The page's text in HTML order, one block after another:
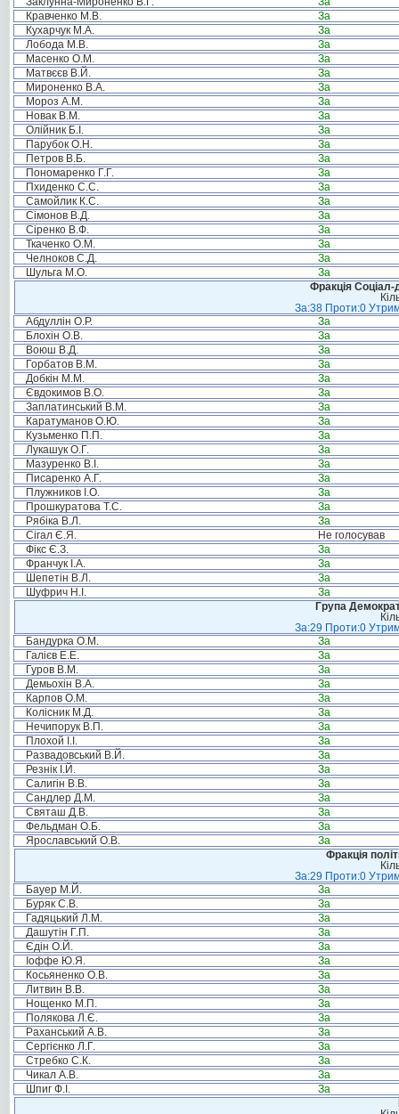
Кравченко М.В.
За
Кухарчук М.А.
За
Лобода М.В.
За
Масенко О.М.
За
Матвєєв В.Й.
За
Мироненко В.А.
За
Мороз А.М.
За
Новак В.М.
За
Олійник Б.І.
За
Парубок О.Н.
За
Петров В.Б.
За
Пономаренко Г.Г.
За
Пхиденко С.С.
За
Самойлик К.С.
За
Сімонов В.Д.
За
Сіренко В.Ф.
За
Ткаченко О.М.
За
Челноков С.Д.
За
Шульга М.О.
За
Фракція Соціал-
За:38 Проти:0
Абдуллін О.Р.
За
Блохін О.В.
За
Воюш В.Д.
За
Горбатов В.М.
За
Добкін М.М.
За
Євдокимов В.О.
За
Заплатинський В.М.
За
Каратуманов О.Ю.
За
Кузьменко П.П.
За
Лукашук О.Г.
За
Мазуренко В.І.
За
Писаренко А.Г.
За
Плужников І.О.
За
Прошкуратова Т.С.
За
Рябіка В.Л.
За
Сігал Є.Я.
Не голосував
Фікс Є.З.
За
Франчук І.А.
За
Шепетін В.Л.
За
Шуфрич Н.І.
За
Група
За:29 Проти:0
Бандурка О.М.
За
Галієв Е.Е.
За
Гуров В.М.
За
Демьохін В.А.
За
Карпов О.М.
За
Колісник М.Д.
За
Нечипорук В.П.
За
Плохой І.І.
За
Развадовський В.Й.
За
Резнік І.Й.
За
Салигін В.В.
За
Сандлер Д.М.
За
Святаш Д.В.
За
Фельдман О.Б.
За
Ярославський О.В.
За
Фракція
За:29 Проти:0
Бауер М.Й.
За
Буряк С.В.
За
Гадяцький Л.М.
За
Дашутін Г.П.
За
Єдін О.Й.
За
Іоффе Ю.Я.
За
Косьяненко О.В.
За
Литвин В.В.
За
Нощенко М.П.
За
Полякова Л.Є.
За
Раханський А.В.
За
Сергієнко Л.Г.
За
Стребко С.К.
За
Чикал А.В.
За
Шпиг Ф.І.
За